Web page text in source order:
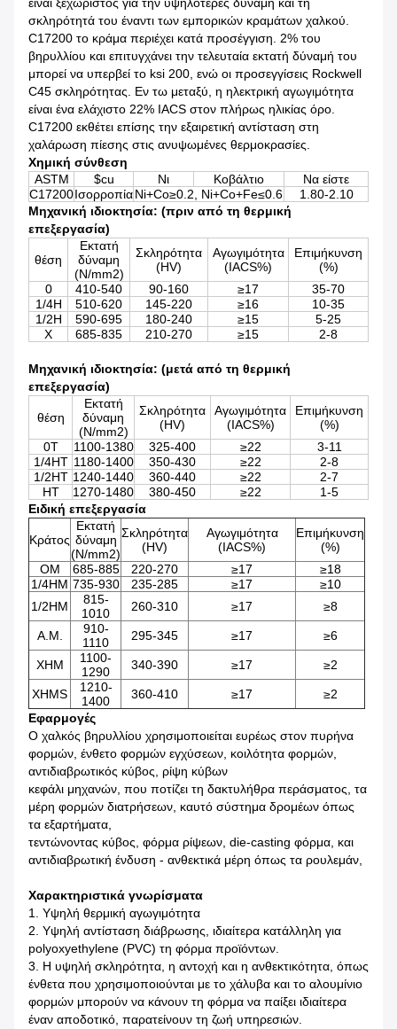
είναι ξεχωριστός για την υψηλότερες δύναμη και τη
σκληρότητά του έναντι των εμπορικών κραμάτων χαλκού.
C17200 το κράμα περιέχει κατά προσέγγιση. 2% του
βηρυλλίου και επιτυγχάνει την τελευταία εκτατή δύναμή του
μπορεί να υπερβεί το ksi 200, ενώ οι προσεγγίσεις Rockwell
C45 σκληρότητας. Εν τω μεταξύ, η ηλεκτρική αγωγιμότητα
είναι ένα ελάχιστο 22% IACS στον πλήρως ηλικίας όρο.
C17200 εκθέτει επίσης την εξαιρετική αντίσταση στη
χαλάρωση πίεσης στις ανυψωμένες θερμοκρασίες.
Χημική σύνθεση
ASTM
$cu Νι Κοβάλτιο
Να είστε
C17200ΙσορροπίαNi+Co≥0.2, Ni+Co+Fe≤0.6
1.80-2.10
Μηχανική ιδιοκτησία: (πριν από τη θερμική
επεξεργασία)
θέση
Εκτατή
δύναμη
(N/mm2)
Σκληρότητα
(HV)
Αγωγιμότητα
(IACS%)
Επιμήκυνση
(%)
0
410-540 90-160 ≥17
35-70
1/4H
510-620 145-220 ≥16
10-35
1/2H
590-695 180-240 ≥15
5-25
Χ
685-835 210-270 ≥15 2-8
Μηχανική ιδιοκτησία: (μετά από τη θερμική
επεξεργασία)
θέση
Εκτατή
δύναμη
(N/mm2)
Σκληρότητα
(HV)
Αγωγιμότητα
(IACS%)
Επιμήκυνση
(%)
0T
1100-1380 325-400 ≥22
3-11
1/4HT 1180-1400 350-430 ≥22
2-8
1/2HT 1240-1440 360-440 ≥22
2-7
HT
1270-1480 380-450 ≥22
1-5
Ειδική επεξεργασία
Κράτος
Εκτατή
δύναμη
(N/mm2)
Σκληρότητα
(HV)
Αγωγιμότητα
(IACS%)
Επιμήκυνση
(%)
OM
685-885 220-270 ≥17
≥18
1/4HM 735-930 235-285 ≥17
≥10
1/2HM
815-
1010
260-310 ≥17 ≥8
Α.Μ.
910-
1110
295-345 ≥17 ≥6
XHM
1100-
1290
340-390 ≥17 ≥2
XHMS
1210-
1400
360-410 ≥17
≥2
Εφαρμογές
Ο χαλκός βηρυλλίου χρησιμοποιείται ευρέως στον πυρήνα
φορμών, ένθετο φορμών εγχύσεων, κοιλότητα φορμών,
αντιδιαβρωτικός κύβος, ρίψη κύβων
κεφάλι μηχανών, που ποτίζει τη δακτυλήθρα περάσματος, τα
μέρη φορμών διατρήσεων, καυτό σύστημα δρομέων όπως
τα εξαρτήματα,
τεντώνοντας κύβος, φόρμα ρίψεων, die-casting φόρμα, και
αντιδιαβρωτική ένδυση - ανθεκτικά μέρη όπως τα ρουλεμάν,
Χαρακτηριστικά γνωρίσματα
1. Υψηλή θερμική αγωγιμότητα
2. Υψηλή αντίσταση διάβρωσης, ιδιαίτερα κατάλληλη για
polyoxyethylene (PVC) τη φόρμα προϊόντων.
3. Η υψηλή σκληρότητα, η αντοχή και η ανθεκτικότητα, όπως
ένθετα που χρησιμοποιούνται με το χάλυβα και το αλουμίνιο
φορμών μπορούν να κάνουν τη φόρμα να παίξει ιδιαίτερα
έναν αποδοτικό, παρατείνουν τη ζωή υπηρεσιών.